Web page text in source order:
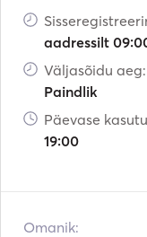
aadressilt
Väljasõidu aeg:
Paindlik
Päevase
19:00
Omanik: